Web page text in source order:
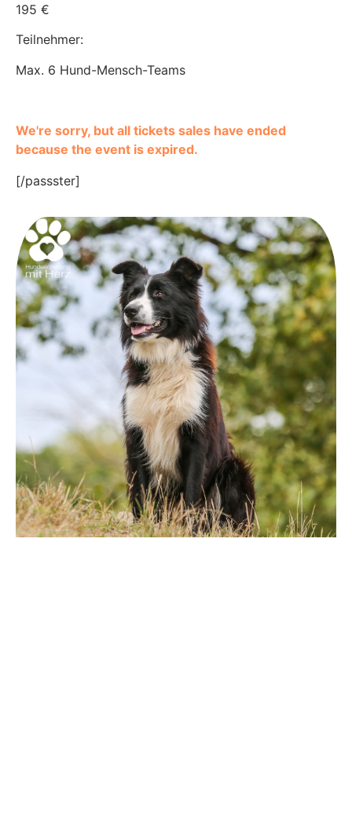
195 €
Teilnehmer:
Max. 6 Hund-Mensch-Teams
We're sorry, but all tickets sales have ended
because the event is expired.
[/passster]